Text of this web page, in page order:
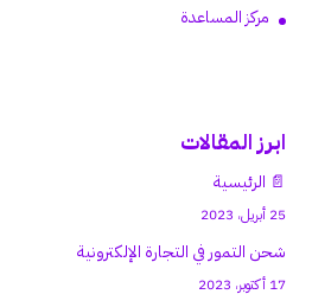
مركز المساعدة
ابرز المقالات
📄 الرئيسية
25 أبريل، 2023
شحن التمور في التجارة الإلكترونية
17 أكتوبر، 2023